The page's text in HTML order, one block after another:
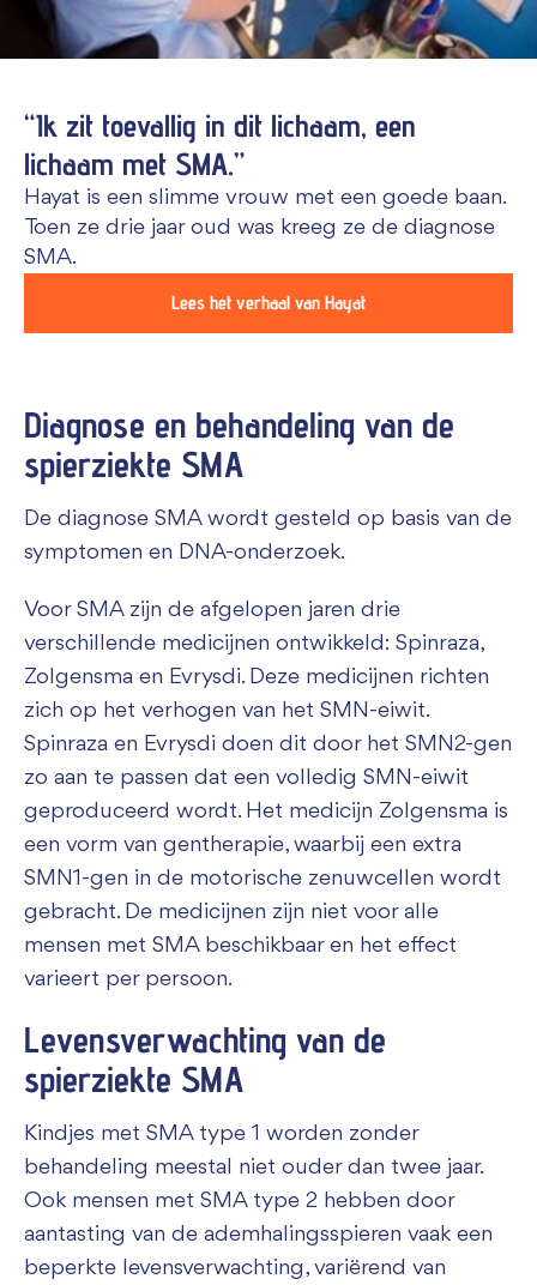
“Ik zit toevallig in dit lichaam, een
lichaam met SMA.”
Hayat is een slimme vrouw met een goede baan.
Toen ze drie jaar oud was kreeg ze de diagnose
SMA.
Lees het verhaal van Hayat
Diagnose en behandeling van de
spierziekte SMA
De diagnose SMA wordt gesteld op basis van de
symptomen en DNA-onderzoek.
Voor SMA zijn de afgelopen jaren drie
verschillende medicijnen ontwikkeld: Spinraza,
Zolgensma en Evrysdi. Deze medicijnen richten
zich op het verhogen van het SMN-eiwit.
Spinraza en Evrysdi doen dit door het SMN2-gen
zo aan te passen dat een volledig SMN-eiwit
geproduceerd wordt. Het medicijn Zolgensma is
een vorm van gentherapie, waarbij een extra
SMN1-gen in de motorische zenuwcellen wordt
gebracht. De medicijnen zijn niet voor alle
mensen met SMA beschikbaar en het effect
varieert per persoon.
Levensverwachting van de
spierziekte SMA
Kindjes met SMA type 1 worden zonder
behandeling meestal niet ouder dan twee jaar.
Ook mensen met SMA type 2 hebben door
aantasting van de ademhalingsspieren vaak een
beperkte levensverwachting, variërend van